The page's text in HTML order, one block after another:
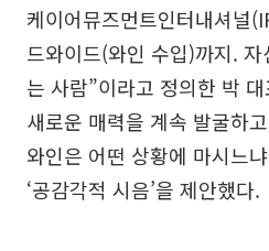
케이어뮤즈먼트인터내셔널
드와이드(와인 수입)까지.
는 사람”이라고 정의한 박
새로운 매력을 계속 발굴하
와인은 어떤 상황에 마시느
‘공감각적 시음’을 제안했다.